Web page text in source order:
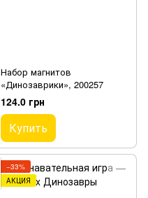
Набор магнитов
«Динозаврики», 200257
124.0 грн
Купить
−33%
АКЦИЯ